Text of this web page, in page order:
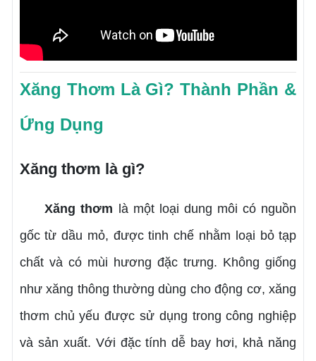
Xăng Thơm Là Gì? Thành Phần &
Ứng Dụng
Xăng thơm là gì?
Xăng thơm là một loại dung môi có nguồn
gốc từ dầu mỏ, được tinh chế nhằm loại bỏ tạp
chất và có mùi hương đặc trưng. Không giống
như xăng thông thường dùng cho động cơ, xăng
thơm chủ yếu được sử dụng trong công nghiệp
và sản xuất. Với đặc tính dễ bay hơi, khả năng